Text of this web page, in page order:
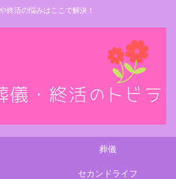
終活の悩みはここで解決！
葬儀
セカンドライフ